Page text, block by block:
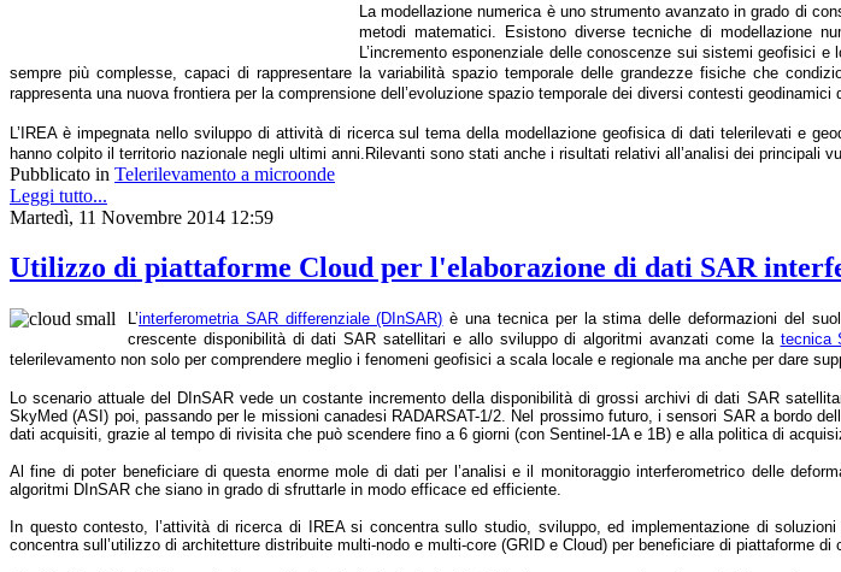
La modellazione numerica è uno strumento avanzato in grado di
metodi matematici. Esistono diverse tecniche di modellazione
L’incremento esponenziale delle conoscenze sui sistemi geofisici
sempre più complesse, capaci di rappresentare la variabilità spazio temporale delle grandezze fisiche che
rappresenta una nuova frontiera per la comprensione dell’evoluzione spazio temporale dei diversi contesti
L’IREA è impegnata nello sviluppo di attività di ricerca sul tema della modellazione geofisica di dati telerilevati e
hanno colpito il territorio nazionale negli ultimi anni. Rilevanti sono stati anche i risultati relativi all’analisi dei principali
Pubblicato in Telerilevamento a microonde
Leggi tutto...
Martedì, 11 Novembre 2014 12:59
Utilizzo di piattaforme Cloud per l'elaborazione di dati SAR
L’interferometria SAR differenziale (DInSAR) è una tecnica per la stima delle deformazioni del
crescente disponibilità di dati SAR satellitari e allo sviluppo di algoritmi avanzati come la tecnica
telerilevamento non solo per comprendere meglio i fenomeni geofisici a scala locale e regionale ma anche per dare
Lo scenario attuale del DInSAR vede un costante incremento della disponibilità di grossi archivi di dati SAR
SkyMed (ASI) poi, passando per le missioni canadesi RADARSAT-1/2. Nel prossimo futuro, i sensori SAR a bordo
dati acquisiti, grazie al tempo di rivisita che può scendere fino a 6 giorni (con Sentinel-1A e 1B) e alla politica di
Al fine di poter beneficiare di questa enorme mole di dati per l’analisi e il monitoraggio interferometrico delle
algoritmi DInSAR che siano in grado di sfruttarle in modo efficace ed efficiente.
In questo contesto, l’attività di ricerca di IREA si concentra sullo studio, sviluppo, ed implementazione di
concentra sull’utilizzo di architetture distribuite multi-nodo e multi-core (GRID e Cloud) per beneficiare di piattaforme